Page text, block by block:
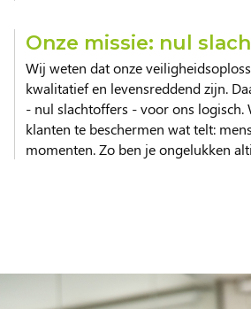
Onze missie: nul
Wij weten dat onze
kwalitatief en levensreddend zijn.
- nul slachtoffers - voor ons logisch.
klanten te beschermen wat telt:
momenten. Zo ben je ongelukken